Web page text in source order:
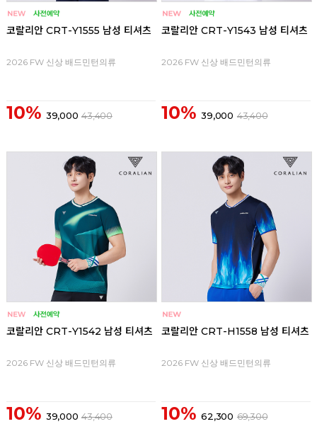
코랄리안 CRT-Y1555 남성 티셔츠
2026 FW 신상 배드민턴의류
10% 39,000 43,400
코랄리안 CRT-Y1543 남성 티셔츠
2026 FW 신상 배드민턴의류
10% 39,000 43,400
코랄리안 CRT-Y1542 남성 티셔츠
2026 FW 신상 배드민턴의류
10% 39,000 43,400
코랄리안 CRT-H1558 남성 티셔츠
2026 FW 신상 배드민턴의류
10% 62,300 69,300